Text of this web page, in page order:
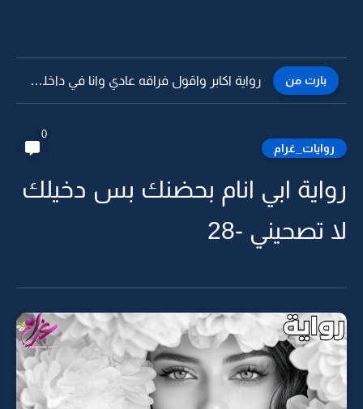
بارت من رواية اكابر واقول فراقه عادي وانا في داخلي اصرخ -36
روايات_غرام
0
رواية ابي انام بحضنك بس دخيلك
لا تصحيني -28